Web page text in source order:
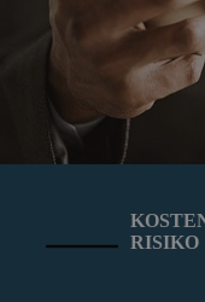
RISIKO